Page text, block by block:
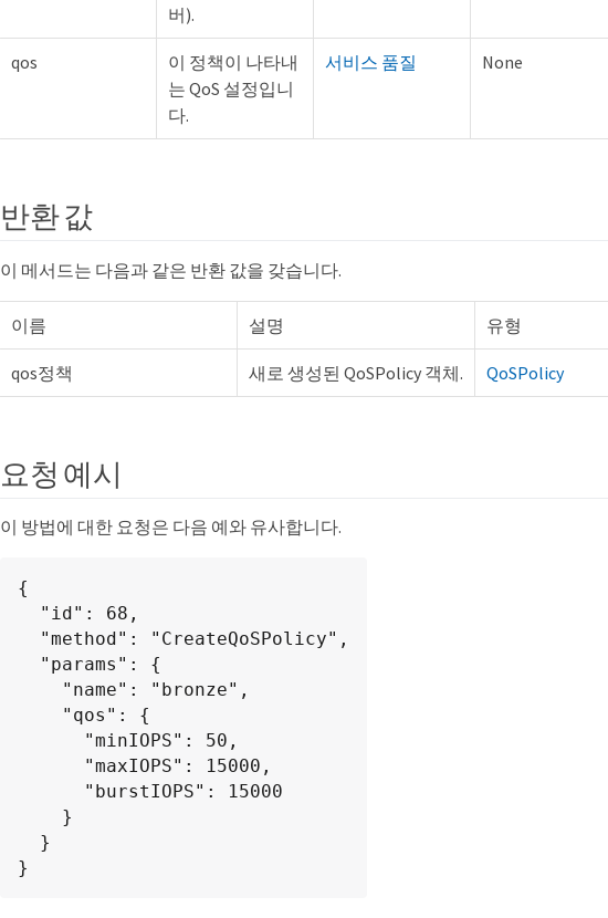
버).
qos
이 정책이 나타내
는 QoS 설정입니
다.
서비스 품질 None
반환 값
이 메서드는 다음과 같은 반환 값을 갖습니다.
이름 설명 유형
qos정책 새로 생성된 QoSPolicy 객체. QoSPolicy
요청 예시
이 방법에 대한 요청은 다음 예와 유사합니다.
{
}